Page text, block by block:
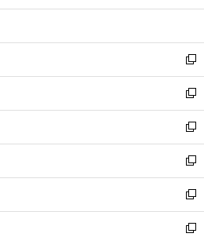
開
ウ
開
く
ン
ウ
で
開
く
ウ
ン
ド
ウ
で
開
く
新
し
い
ウ
ィ
ン
ド
ウ
で
開
く
新
し
い
ウ
ィ
ン
ド
ウ
で
新
し
い
ウ
ィ
ン
ド
新
し
い
ウ
ィ
新
し
い
新